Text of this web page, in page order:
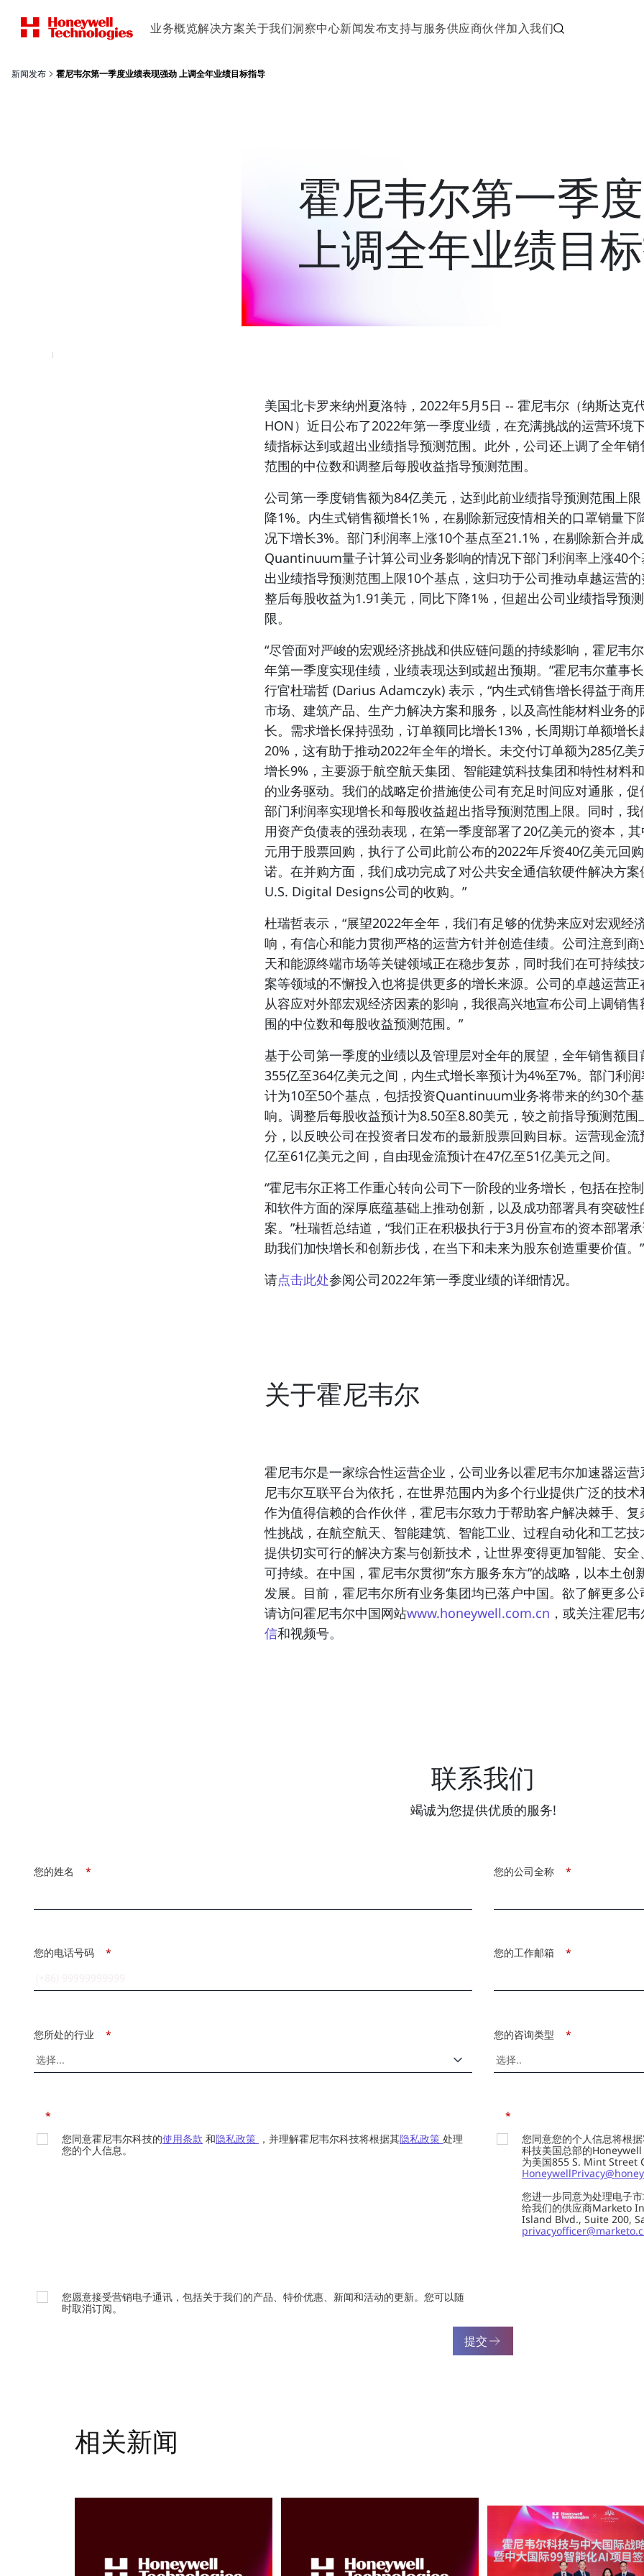
业务概览解决方案关于我们洞察中心新闻发布支持与服务供应商伙伴加入我们
新闻发布 霍尼韦尔第一季度业绩表现强劲 上调全年业绩目标指导
霍尼韦尔第一季
上调全年业绩目
美国北卡罗来纳州夏洛特，2022年5月5日 -- 霍尼韦尔（纳斯达克
HON ）近日公布了2022年第一季度业绩，在充满挑战的运营环境
绩指标达到或超出业绩指导预测范围。此外，公司还上调了全年销
范围的中位数和调整后每股收益指导预测范围。
公司第一季度销售额为84亿美元，达到此前业绩指导预测范围上
降1%。内生式销售额增长1%，在剔除新冠疫情相关的口罩销量下
况下增长3%。部门利润率上涨10个基点至21.1%，在剔除新合并
Quantinuum量子计算公司业务影响的情况下部门利润率上涨40个
出业绩指导预测范围上限10个基点，这归功于公司推动卓越运营
整后每股收益为1.91美元，同比下降1%，但超出公司业绩指导预
限。
“尽管面对严峻的宏观经济挑战和供应链问题的持续影响，霍尼韦
年第一季度实现佳绩，业绩表现达到或超出预期。”霍尼韦尔董事
行官杜瑞哲 (Darius Adamczyk) 表示，“内生式销售增长得益于商
市场、建筑产品、生产力解决方案和服务，以及高性能材料业务的
长。需求增长保持强劲，订单额同比增长13%，长周期订单额增长
20%，这有助于推动2022年全年的增长。未交付订单额为285亿美
增长9%，主要源于航空航天集团、智能建筑科技集团和特性材料
的业务驱动。我们的战略定价措施使公司有充足时间应对通胀，促
部门利润率实现增长和每股收益超出指导预测范围上限。同时，我
用资产负债表的强劲表现，在第一季度部署了20亿美元的资本，
元用于股票回购，执行了公司此前公布的2022年斥资40亿美元回
诺。在并购方面，我们成功完成了对公共安全通信软硬件解决方案
U.S. Digital Designs公司的收购。”
杜瑞哲表示，“展望2022年全年，我们有足够的优势来应对宏观经
响，有信心和能力贯彻严格的运营方针并创造佳绩。公司注意到商
天和能源终端市场等关键领域正在稳步复苏，同时我们在可持续技
案等领域的不懈投入也将提供更多的增长来源。公司的卓越运营正
从容应对外部宏观经济因素的影响，我很高兴地宣布公司上调销售
围的中位数和每股收益预测范围。”
基于公司第一季度的业绩以及管理层对全年的展望，全年销售额目
355亿至364亿美元之间，内生式增长率预计为4%至7%。部门利
计为10至50个基点，包括投资Quantinuum业务将带来的约30个
响。调整后每股收益预计为8.50至8.80美元，较之前指导预测范围
分，以反映公司在投资者日发布的最新股票回购目标。运营现金流
亿至61亿美元之间，自由现金流预计在47亿至51亿美元之间。
“霍尼韦尔正将工作重心转向公司下一阶段的业务增长，包括在控
和软件方面的深厚底蕴基础上推动创新，以及成功部署具有突破性
案。”杜瑞哲总结道，“我们正在积极执行于3月份宣布的资本部署
助我们加快增长和创新步伐，在当下和未来为股东创造重要价值。”
请点击此处参阅公司2022年第一季度业绩的详细情况。
关于霍尼韦尔
霍尼韦尔是一家综合性运营企业，公司业务以霍尼韦尔加速器运营
尼韦尔互联平台为依托，在世界范围内为多个行业提供广泛的技术
作为值得信赖的合作伙伴，霍尼韦尔致力于帮助客户解决棘手、复
性挑战，在航空航天、智能建筑、智能工业、过程自动化和工艺技
提供切实可行的解决方案与创新技术，让世界变得更加智能、安全
可持续。在中国，霍尼韦尔贯彻“东方服务东方”的战略，以本土创
发展。目前，霍尼韦尔所有业务集团均已落户中国。欲了解更多公
请访问霍尼韦尔中国网站www.honeywell.com.cn ，或关注霍尼
信和视频号。
联系我们
竭诚为您提供优质的服务!
*
您的姓名 *
您的公司全称
*
您的电话号码 *
您的工作邮箱
*
您所处的行业 *
您的咨询类型
*
您同意霍尼韦尔科技的使用条款 和隐私政策 ，并理解霍尼韦尔科技将根据其隐私政策 处理
您的个人信息。
*
您同意您的个人信息将根
科技美国总部的
为美国855 S. Mint Street
您进一步同意为处理电子
给我们的供应商Marketo
Island Blvd., Suite 200,
您愿意接受营销电子通讯，包括关于我们的产品、特价优惠、新闻和活动的更新。您可以随
时取消订阅。
提交
相关新闻